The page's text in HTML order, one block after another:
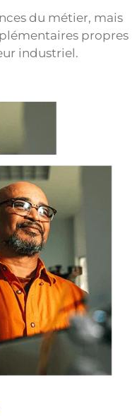
du métier, mais
propres
industriel.